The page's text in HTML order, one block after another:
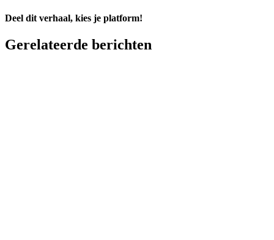
Deel dit verhaal, kies je platform!
Facebook
Twitter
LinkedIn
WhatsApp
Telegram
E-
mail
Gerelateerde berichten